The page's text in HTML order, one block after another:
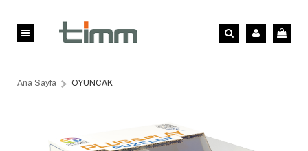
Ana Sayfa OYUNCAK